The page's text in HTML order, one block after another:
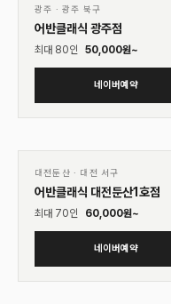
01
광주 ·광주 북구
어반클래식 광주점
최대 80인 50,000원~
네이버예약
01
대전둔산 · 대전 서구
어반클래식 대전둔산1호점
최대 70인 60,000원~
네이버예약